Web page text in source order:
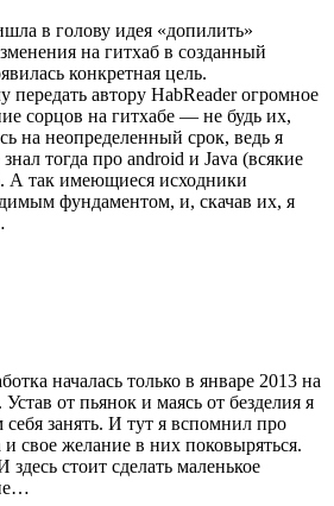
в голову идея «допилить»
на гитхаб в созданный
конкретная цель.
передать автору HabReader огромное
сорцов на гитхабе — не будь их,
на неопределенный срок, ведь я
тогда про android и Java (всякие
А так имеющиеся исходники
фундаментом, и, скачав их, я
началась только в январе 2013 на
от пьянок и маясь от безделия я
занять. И тут я вспомнил про
свое желание в них поковыряться.
стоит сделать маленькое